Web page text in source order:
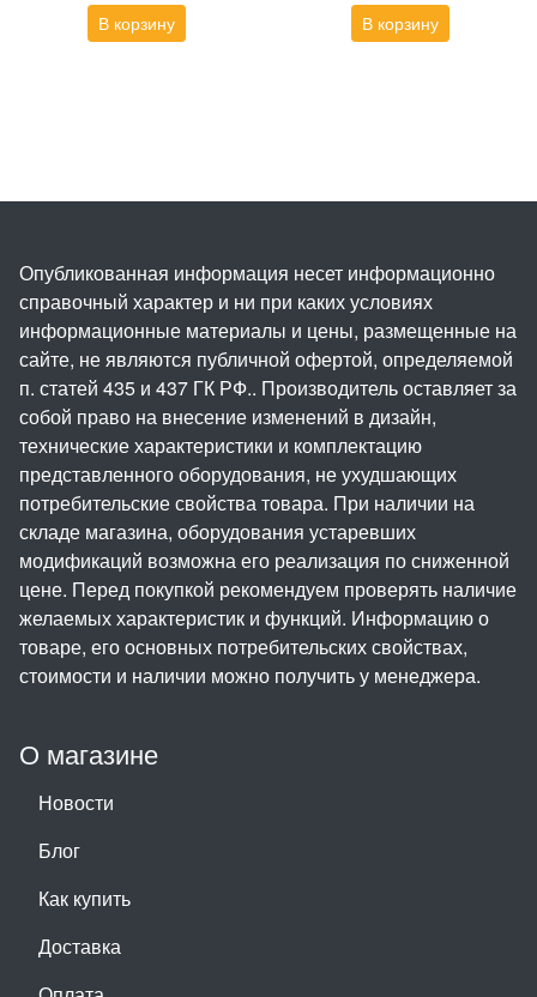
В корзину В корзину
О магазине
Новости
Блог
Как купить
Доставка
Опубликованная информация несет информационно
справочный характер и ни при каких условиях
информационные материалы и цены, размещенные на
сайте, не являются публичной офертой, определяемой
п. статей 435 и 437 ГК РФ.. Производитель оставляет за
собой право на внесение изменений в дизайн,
технические характеристики и комплектацию
представленного оборудования, не ухудшающих
потребительские свойства товара. При наличии на
складе магазина, оборудования устаревших
модификаций возможна его реализация по сниженной
цене. Перед покупкой рекомендуем проверять наличие
желаемых характеристик и функций. Информацию о
товаре, его основных потребительских свойствах,
стоимости и наличии можно получить у менеджера.